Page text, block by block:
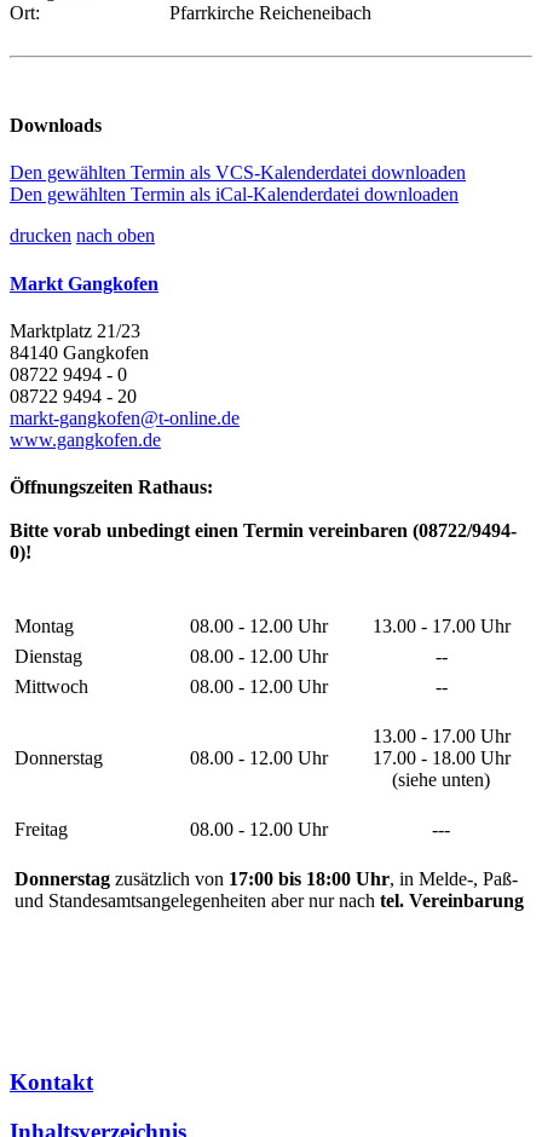
Ort:
Pfarrkirche Reicheneibach
Downloads
Den gewählten Termin als VCS-Kalenderdatei downloaden
Den gewählten Termin als iCal-Kalenderdatei downloaden
drucken nach oben
Markt Gangkofen
Marktplatz 21/23
84140 Gangkofen
08722 9494 - 0
08722 9494 - 20
markt-gangkofen@t-online.de
www.gangkofen.de
Öffnungszeiten Rathaus:
Bitte vorab unbedingt einen Termin vereinbaren (08722/9494-
0)!
Montag 08.00 - 12.00 Uhr
13.00 - 17.00 Uhr
Dienstag
08.00 - 12.00 Uhr
--
Mittwoch
08.00 - 12.00 Uhr --
Donnerstag 08.00 - 12.00 Uhr
13.00 - 17.00 Uhr
17.00 - 18.00 Uhr
(siehe unten)
Freitag 08.00 - 12.00 Uhr ---
Donnerstag zusätzlich von 17:00 bis 18:00 Uhr, in Melde-, Paß-
und Standesamtsangelegenheiten aber nur nach tel. Vereinbarung
Kontakt
Inhaltsverzeichnis